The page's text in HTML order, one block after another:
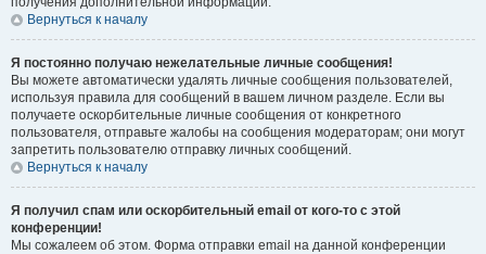
Вернуться к началу
Я постоянно получаю нежелательные личные сообщения!
Вы можете автоматически удалять личные сообщения пользователей,
используя правила для сообщений в вашем личном разделе. Если вы
получаете оскорбительные личные сообщения от конкретного
пользователя, отправьте жалобы на сообщения модераторам; они могут
запретить пользователю отправку личных сообщений.
Вернуться к началу
Я получил спам или оскорбительный email от кого-то с этой
конференции!
Мы сожалеем об этом. Форма отправки email на данной конференции